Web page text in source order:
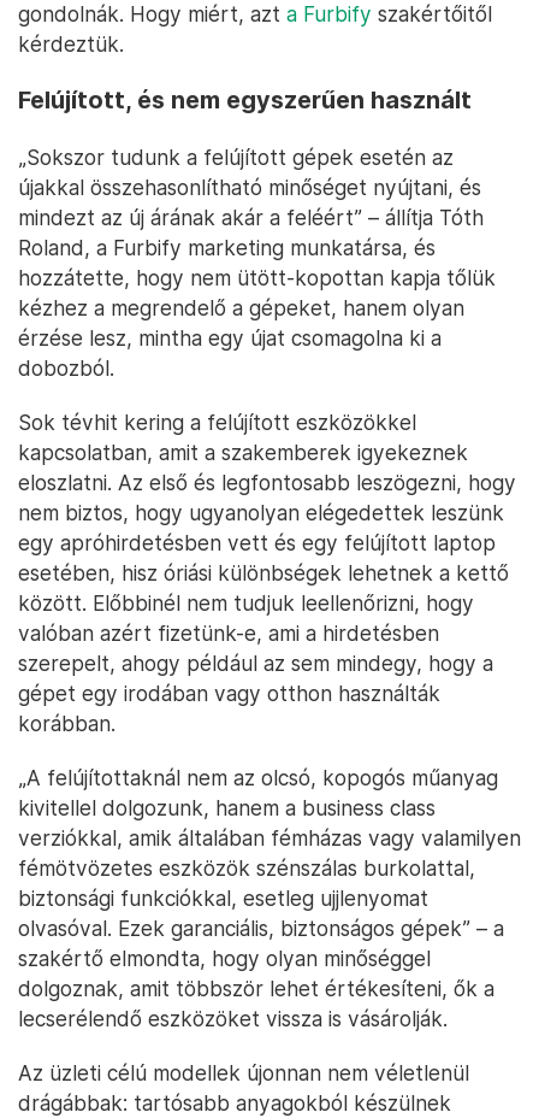
gondolnák. Hogy miért, azt a Furbify szakértőitől
kérdeztük.
Felújított, és nem egyszerűen használt
„Sokszor tudunk a felújított gépek esetén az
újakkal összehasonlítható minőséget nyújtani, és
mindezt az új árának akár a feléért” – állítja Tóth
Roland, a Furbify marketing munkatársa, és
hozzátette, hogy nem ütött-kopottan kapja tőlük
kézhez a megrendelő a gépeket, hanem olyan
érzése lesz, mintha egy újat csomagolna ki a
dobozból.
Sok tévhit kering a felújított eszközökkel
kapcsolatban, amit a szakemberek igyekeznek
eloszlatni. Az első és legfontosabb leszögezni, hogy
nem biztos, hogy ugyanolyan elégedettek leszünk
egy apróhirdetésben vett és egy felújított laptop
esetében, hisz óriási különbségek lehetnek a kettő
között. Előbbinél nem tudjuk leellenőrizni, hogy
valóban azért fizetünk-e, ami a hirdetésben
szerepelt, ahogy például az sem mindegy, hogy a
gépet egy irodában vagy otthon használták
korábban.
„A felújítottaknál nem az olcsó, kopogós műanyag
kivitellel dolgozunk, hanem a business class
verziókkal, amik általában fémházas vagy valamilyen
fémötvözetes eszközök szénszálas burkolattal,
biztonsági funkciókkal, esetleg ujjlenyomat
olvasóval. Ezek garanciális, biztonságos gépek” – a
szakértő elmondta, hogy olyan minőséggel
dolgoznak, amit többször lehet értékesíteni, ők a
lecserélendő eszközöket vissza is vásárolják.
Az üzleti célú modellek újonnan nem véletlenül
drágábbak: tartósabb anyagokból készülnek